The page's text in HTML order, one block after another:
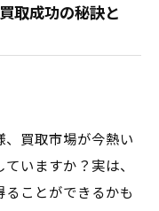
取成功の秘訣と
買取市場が今熱い
いますか？実は、
ことができるかも